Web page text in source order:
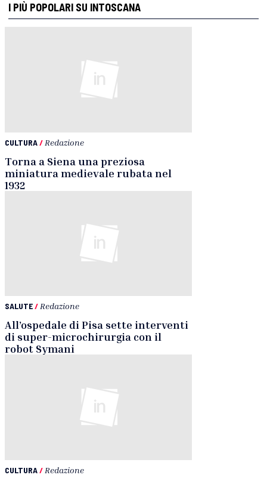
I PIÙ POPOLARI SU INTOSCANA
CULTURA/ Redazione
Torna a Siena una preziosa
miniatura medievale rubata nel
1932
SALUTE/ Redazione
All’ospedale di Pisa sette interventi
di super-microchirurgia con il
robot Symani
CULTURA/ Redazione